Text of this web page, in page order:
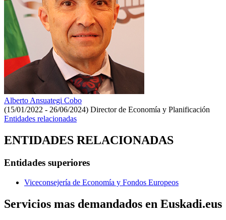
Alberto Ansuategi Cobo
(15/01/2022 - 26/06/2024) Director de Economía y Planificación
Entidades relacionadas
ENTIDADES RELACIONADAS
Entidades superiores
Viceconsejería de Economía y Fondos Europeos
Servicios mas demandados en Euskadi.eus